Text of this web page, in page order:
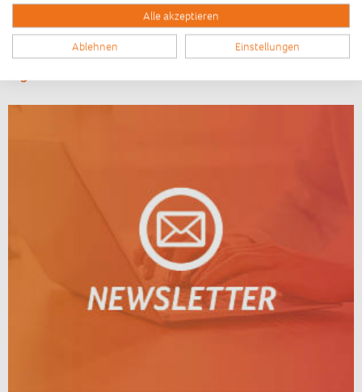
aus den Vorjahren
Ergebnisliste 2025
Alle akzeptieren
Ablehnen Einstellungen